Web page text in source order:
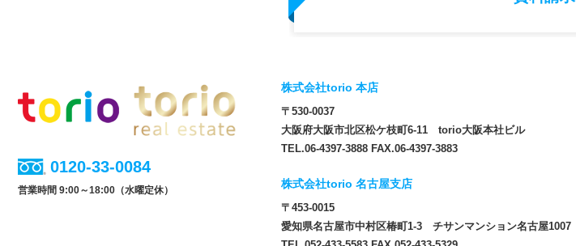
0120-33-0084
営業時間 9:00～18:00（水曜定休）
株式会社torio 本店
〒530-0037
大阪府大阪市北区松ケ枝町6-11 torio大阪本社ビル
TEL.06-4397-3888 FAX.06-4397-3883
株式会社torio 名古屋支店
〒453-0015
愛知県名古屋市中村区椿町1-3 チサンマンション名古屋1007